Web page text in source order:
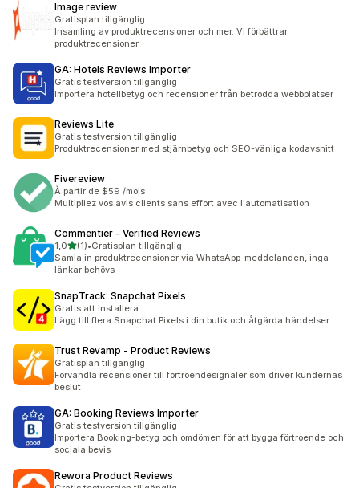
Image review
Gratisplan tillgänglig
Insamling av produktrecensioner och mer. Vi förbättrar
produktrecensioner
GA: Hotels Reviews Importer
Gratis testversion tillgänglig
Importera hotellbetyg och recensioner från betrodda webbplatser
Reviews Lite
Gratis testversion tillgänglig
Produktrecensioner med stjärnbetyg och SEO-vänliga kodavsnitt
Fivereview
À partir de $59 /mois
Multipliez vos avis clients sans effort avec l'automatisation
Commentier ‑ Verified Reviews
1,0av 5 stjärnor
(1)
1 recensioner totalt
•Gratisplan tillgänglig
Samla in produktrecensioner via WhatsApp-meddelanden, inga
länkar behövs
SnapTrack: Snapchat Pixels
Gratis att installera
Lägg till flera Snapchat Pixels i din butik och åtgärda händelser
Trust Revamp ‑ Product Reviews
Gratisplan tillgänglig
Förvandla recensioner till förtroendesignaler som driver kundernas
beslut
GA: Booking Reviews Importer
Gratis testversion tillgänglig
Importera Booking-betyg och omdömen för att bygga förtroende och
sociala bevis
Rewora Product Reviews